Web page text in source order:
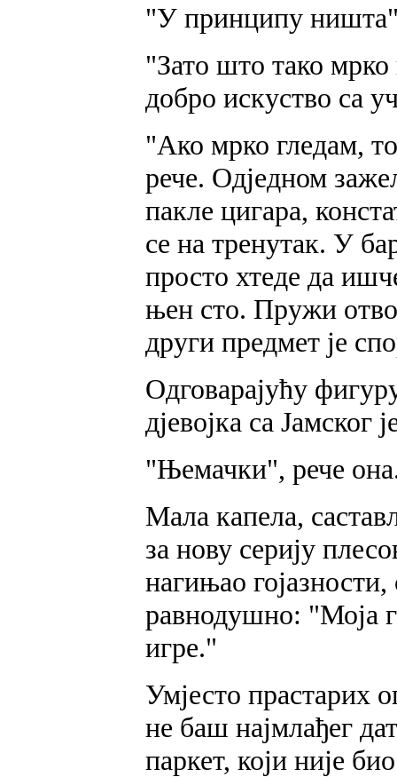
"У принципу
"Зато што тако мрко
добро искуство са
"Ако мрко гледам,
рече. Одједном
пакле цигара,
се на тренутак. У
просто хтеде да
њен сто. Пружи
други предмет је
Одговарајућу
дјевојка са
"Њемачки", рече
Мала капела,
за нову серију
нагињао
равнодушно: "Моја
игре."
Умјесто прастарих
не баш најмлађег
паркет, који није